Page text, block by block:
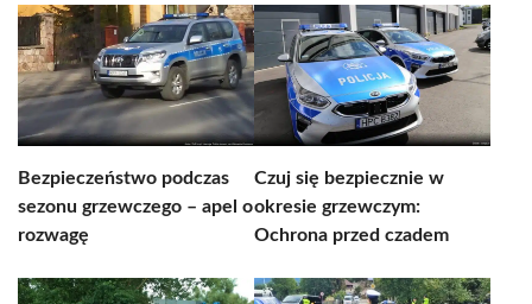
Bezpieczeństwo podczas
sezonu grzewczego – apel o
rozwagę
Czuj się bezpiecznie w
okresie grzewczym:
Ochrona przed czadem